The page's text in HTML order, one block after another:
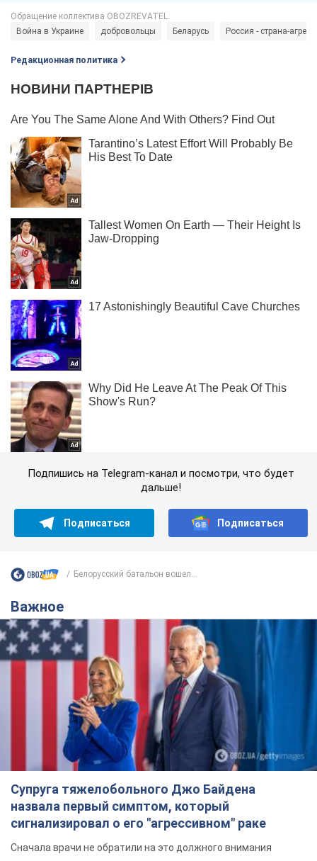
Война в Украине добровольцы Беларусь Россия - страна-
Редакционная политика
Подпишись на Telegram-канал и посмотри, что будет
дальше!
Подписаться Подписаться
Белорусский батальон вошел...
Важное
Супруга тяжелобольного Джо Байдена
назвала первый симптом, который
сигнализировал о его "агрессивном" раке
Сначала врачи не обратили на это должного внимания